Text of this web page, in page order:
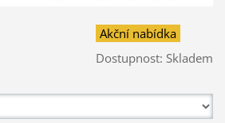
Akční nabídka
Dostupnost: Skladem